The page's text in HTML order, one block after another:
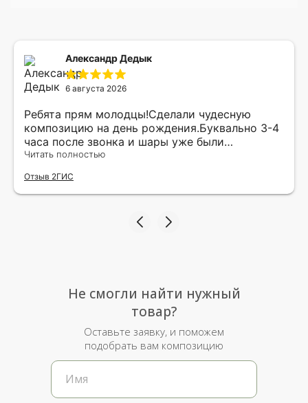
Александр Дедык
6 августа 2026
Ребята прям молодцы!Сделали чудесную
композицию на день рождения.Буквально 3-4
часа после звонка и шары уже были
доставлены мне по адресу.Качество
рада.
Читать полностью
Отзыв 2ГИС
Не смогли найти нужный
товар?
Оставьте заявку, и поможем
подобрать вам композицию